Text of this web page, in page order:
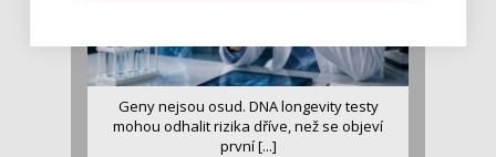
Geny nejsou osud. DNA longevity testy
mohou odhalit rizika dříve, než se objeví
první [...]